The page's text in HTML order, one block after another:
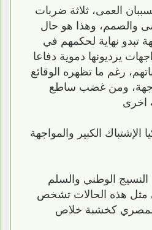
العمى، ثلاثة ضربات
والصمم، وهذا هو حال
تبدو نهاية لحكمهم في
يرديونها دموية دفاعا
رغم ما تظهره الوقائع
جهة، ومن غضب ساطع
اخرى
الكبير والمواجهة
الوطني والسلم
مثل هذه الحالات تشخص
كخشبة خلاص